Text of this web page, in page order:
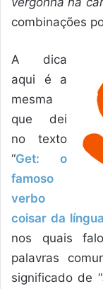
combinações
A dica
aqui é a
mesma
que dei
no texto
“Get: o
famoso
verbo
coisar da
nos quais
palavras
significado de “